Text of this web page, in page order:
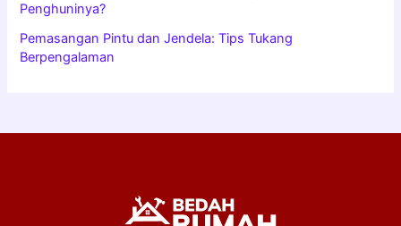
Penghuninya?
Pemasangan Pintu dan Jendela: Tips Tukang
Berpengalaman